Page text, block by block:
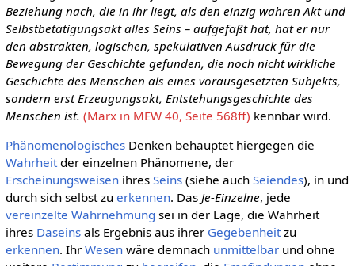
Beziehung nach, die in ihr liegt, als den einzig wahren Akt und
Selbstbetätigungsakt alles Seins – aufgefaßt hat, hat er nur
den abstrakten, logischen, spekulativen Ausdruck für die
Bewegung der Geschichte gefunden, die noch nicht wirkliche
Geschichte des Menschen als eines vorausgesetzten Subjekts,
sondern erst Erzeugungsakt, Entstehungsgeschichte des
Menschen ist. (Marx in MEW 40, Seite 568ff) kennbar wird.
PhänomenologischesDenken behauptet hiergegen die
Wahrheitder einzelnen Phänomene, der
Erscheinungsweisenihres Seins(siehe auch Seiendes), in und
durch sich selbst zu erkennen. Das Je-Einzelne, jede
vereinzelte Wahrnehmung sei in der Lage, die Wahrheit
ihres Daseinsals Ergebnis aus ihrer Gegebenheitzu
erkennen. Ihr Wesenwäre demnach unmittelbarund ohne